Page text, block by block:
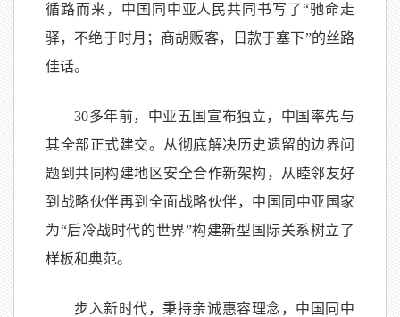
循路而来，中国同中亚人民共同书写了“驰命走
驿，不绝于时月；商胡贩客，日款于塞下”的丝路
佳话。
30多年前，中亚五国宣布独立，中国率先与
其全部正式建交。从彻底解决历史遗留的边界问
题到共同构建地区安全合作新架构，从睦邻友好
到战略伙伴再到全面战略伙伴，中国同中亚国家
为“后冷战时代的世界”构建新型国际关系树立了
样板和典范。
步入新时代，秉持亲诚惠容理念，中国同中